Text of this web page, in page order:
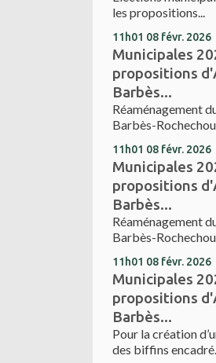
les propositions...
11h01 08 févr. 2026
Municipales
propositions
Barbès...
Réaménagement
Barbès-
11h01 08 févr. 2026
Municipales
propositions
Barbès...
Réaménagement
Barbès-
11h01 08 févr. 2026
Municipales
propositions
Barbès...
Pour la création
des biffins